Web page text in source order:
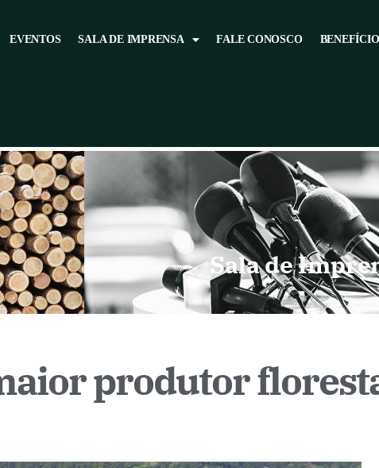
EVENTOS SALA DE IMPRENSA FALE CONOSCO
Sala de
produtor